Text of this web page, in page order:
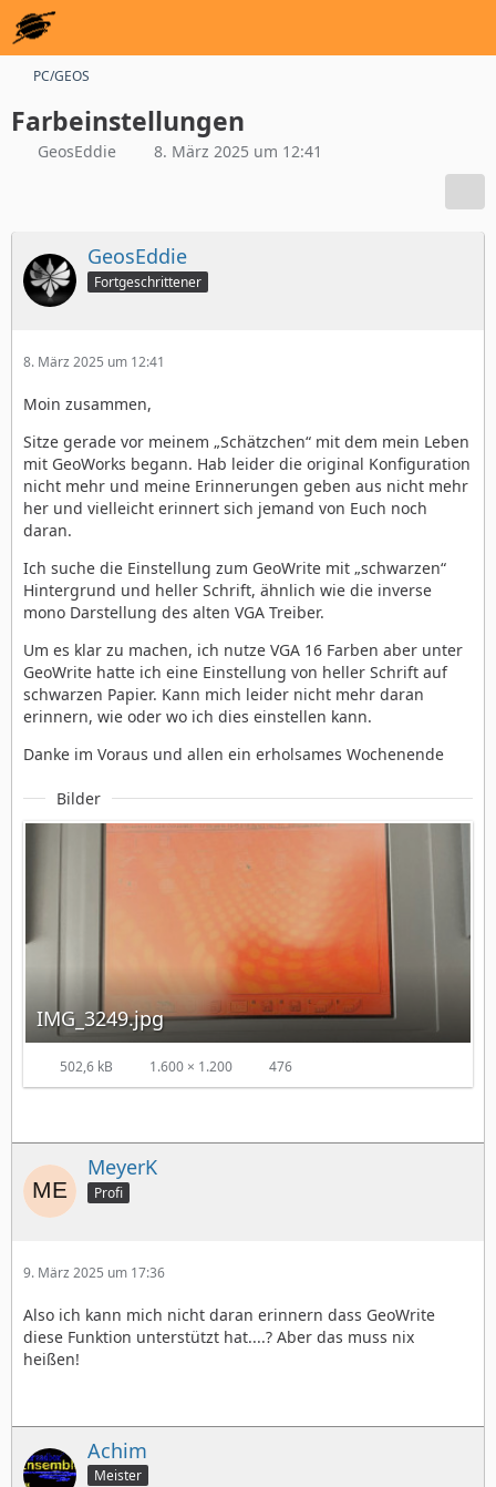
PC/GEOS
Farbeinstellungen
GeosEddie 8. März 2025 um 12:41
GeosEddie
Fortgeschrittener
8. März 2025 um 12:41
Moin zusammen,
Sitze gerade vor meinem „Schätzchen“ mit dem mein Leben
mit GeoWorks begann. Hab leider die original Konfiguration
nicht mehr und meine Erinnerungen geben aus nicht mehr
her und vielleicht erinnert sich jemand von Euch noch
daran.
Ich suche die Einstellung zum GeoWrite mit „schwarzen“
Hintergrund und heller Schrift, ähnlich wie die inverse
mono Darstellung des alten VGA Treiber.
Um es klar zu machen, ich nutze VGA 16 Farben aber unter
GeoWrite hatte ich eine Einstellung von heller Schrift auf
schwarzen Papier. Kann mich leider nicht mehr daran
erinnern, wie oder wo ich dies einstellen kann.
Danke im Voraus und allen ein erholsames Wochenende
Bilder
IMG_3249.jpg
502,6 kB 1.600 × 1.200 476
MeyerK
Profi
9. März 2025 um 17:36
Also ich kann mich nicht daran erinnern dass GeoWrite
diese Funktion unterstützt hat....? Aber das muss nix
heißen!
Achim
Meister